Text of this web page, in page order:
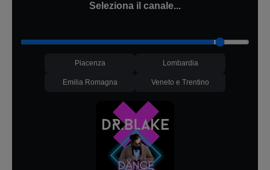
Seleziona il canale...
Piacenza Lombardia
Emilia Romagna Veneto e Trentino